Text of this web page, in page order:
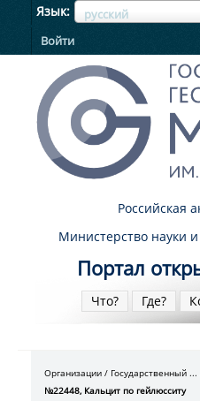
Язык русский
ЯзыкЯзык
Войти
Российская
Министерство науки
Портал
Что? Где?
Организации Государственный ...
№22448, Кальцит по гейлюсситу